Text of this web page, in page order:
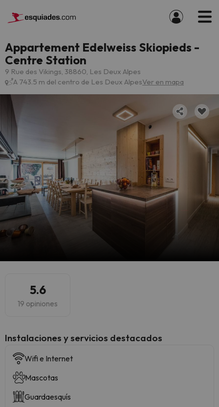
Appartement Edelweiss Skiopieds -
Centre Station
9 Rue des Vikings, 38860, Les Deux Alpes
A 743.5 m del centro de Les Deux AlpesVer en mapa
5.6
19 opiniones
Instalaciones y servicios destacados
Wifi e Internet
Mascotas
Guardaesquís